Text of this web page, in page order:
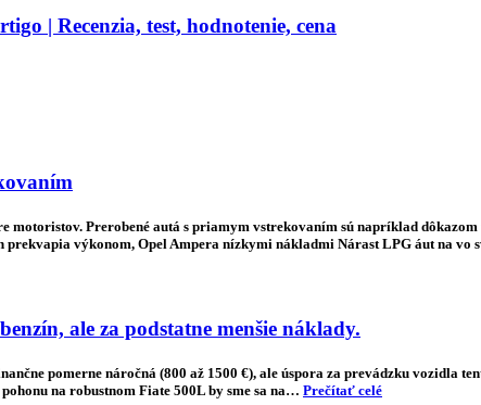
| Recenzia, test, hodnotenie, cena
Prerobené autá s priamym vstrekovaním sú napríklad
výkonom, Opel Ampera nízkymi nákladmi Nárast LPG áut na
ale za podstatne menšie náklady.
pomerne náročná (800 až 1500 €), ale úspora za prevádzku vozidla
na robustnom Fiate 500L by sme sa na… Prečítať celé